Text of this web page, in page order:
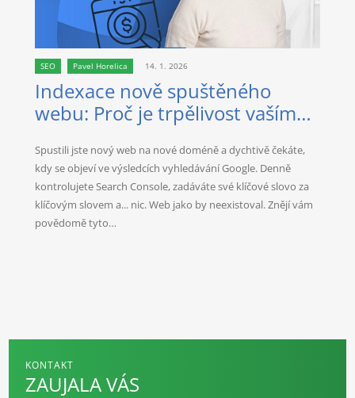
SEO Pavel Horelica 14. 1. 2026
Indexace nově spuštěného
webu: Proč je trpělivost vaším
Spustili jste nový web na nové doméně a dychtivě čekáte,
kdy se objeví ve výsledcích vyhledávání Google. Denně
kontrolujete Search Console, zadáváte své klíčové slovo za
klíčovým slovem a... nic. Web jako by neexistoval. Znějí vám
povědomě tyto…
KONTAKT
ZAUJALA VÁS